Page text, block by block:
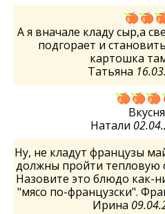
А я вначале кладу сыр,а
подгорает и
картошка
Татьяна
Натали
Ну, не кладут французы
должны пройти тепловую
Назовите это блюдо как-
"мясо по-французски".
Ирина